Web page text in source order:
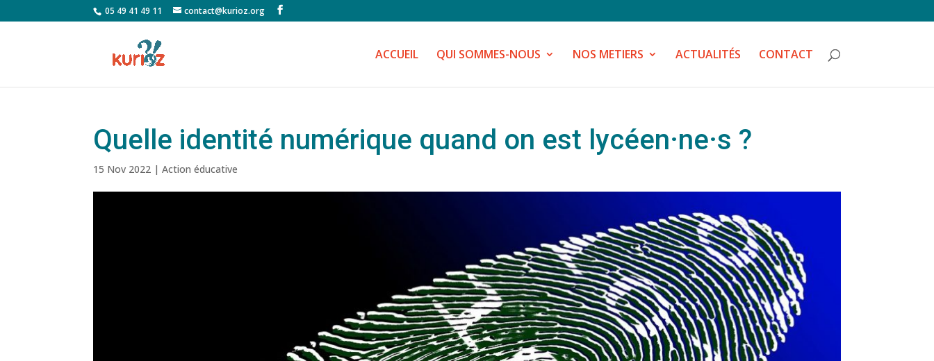
05 49 41 49 11 contact@kurioz.org
ACCUEIL QUI SOMMES-NOUS NOS METIERS ACTUALITÉS CONTACT
Quelle identité numérique quand on est lycéen·ne·s ?
15 Nov 2022 |Action éducative